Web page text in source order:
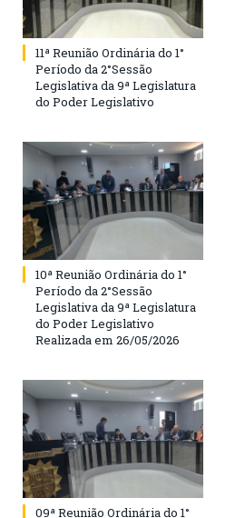
11ª Reunião Ordinária do 1°
Período da 2°Sessão
Legislativa da 9ª Legislatura
do Poder Legislativo
10ª Reunião Ordinária do 1°
Período da 2°Sessão
Legislativa da 9ª Legislatura
do Poder Legislativo
Realizada em 26/05/2026
09ª Reunião Ordinária do 1°